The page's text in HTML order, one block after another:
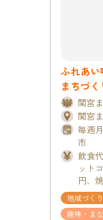
ふれあい
まちづく
関宮
関宮
毎週
市
飲食
ット
円、
地域づく
趣味・ま